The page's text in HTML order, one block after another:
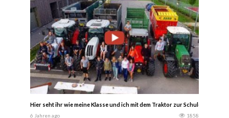
Hier seht ihr wie meine Klasse und ich mit dem Traktor zur Schule
6 Jahren ago 1858